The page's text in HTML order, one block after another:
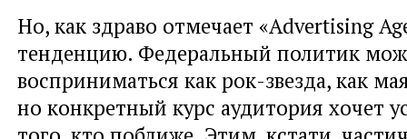
Но, как здраво отмечает «Advertising
тенденцию. Федеральный политик
восприниматься как рок-звезда, как
но конкретный курс аудитория хочет